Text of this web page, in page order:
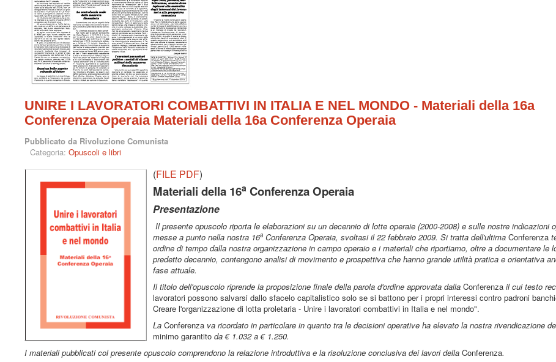
UNIRE I LAVORATORI COMBATTIVI IN ITALIA E NEL MONDO - Materiali della 16a
Conferenza Operaia Materiali della 16a Conferenza Operaia
Pubblicato da Rivoluzione Comunista
Categoria: Opuscoli e libri
(FILE PDF)
Materiali della 16a Conferenza Operaia
Presentazione
Il presente opuscolo riporta le elaborazioni su un decennio di lotte operaie (2000-2008) e sulle nostre indicazioni
messe a punto nella nostra 16a Conferenza Operaia, svoltasi il 22 febbraio 2009. Si tratta dell'ultima Conferenza
ordine di tempo dalla nostra organizzazione in campo operaio e i materiali che riportiamo, oltre a documentare le
predetto decennio, contengono analisi di movimento e prospettiva che hanno grande utilità pratica e orientativa
fase attuale.
Il titolo dell'opuscolo riprende la proposizione finale della parola d'ordine approvata dalla Conferenza il cui testo
lavoratori possono salvarsi dallo sfacelo capitalistico solo se si battono per i propri interessi contro padroni
Creare l'organizzazione di lotta proletaria - Unire i lavoratori combattivi in Italia e nel mondo".
La Conferenza va ricordato in particolare in quanto tra le decisioni operative ha elevato la nostra rivendicazione
minimo garantito da € 1.032 a € 1.250.
I materiali pubblicati col presente opuscolo comprendono la relazione introduttiva e la risoluzione conclusiva dei lavori della Conferenza.